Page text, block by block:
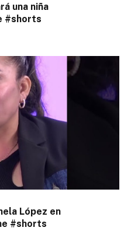
una niña
#shorts
López en
#shorts